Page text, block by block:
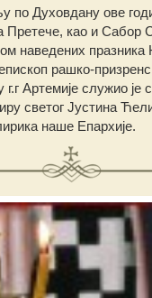
по Духовдану ове
Претече, као и Сабор
наведених празника
рашко-
г.г Артемије служио је
светог Јустина
наше Епархије.